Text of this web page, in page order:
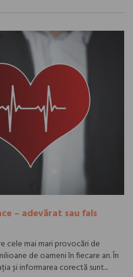
– adevărat sau fals
cele mai mari provocări de
de oameni în fiecare an. În
și informarea corectă sunt...